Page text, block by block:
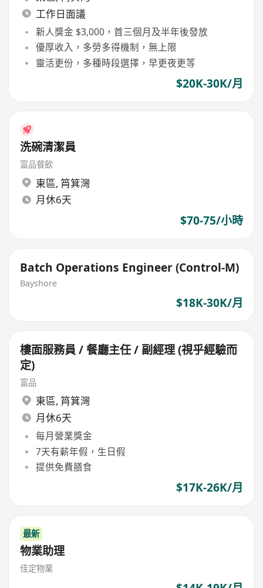
工作日面議
新人獎金 $3,000，首三個月及半年後發放
優厚收入，多勞多得機制，無上限
靈活更份，多種時段選擇，早更夜更等
$20K-30K/月
洗碗清潔員
富品餐飲
東區, 筲箕灣
月休6天
$70-75/小時
Batch Operations Engineer (Control-M)
Bayshore
$18K-30K/月
樓面服務員 / 餐廳主任 / 副經理 (視乎經驗而
定)
富品
東區, 筲箕灣
月休6天
每月營業獎金
7天有薪年假，生日假
提供免費膳食
$17K-26K/月
最新
物業助理
佳定物業